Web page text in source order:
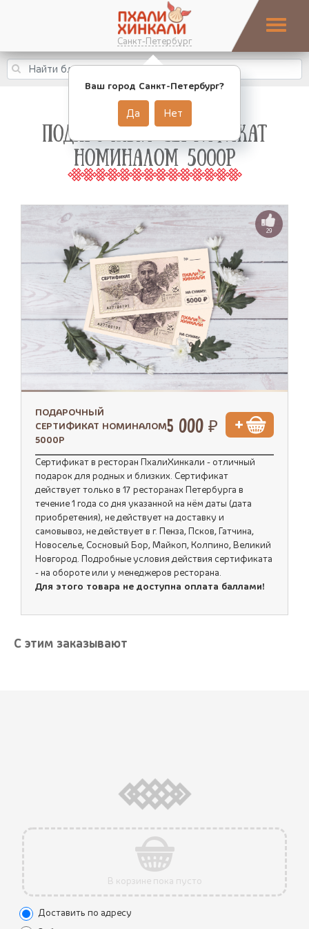
Санкт-Петербург
Ваш город Санкт-Петербург?
Да Нет
ПОДАРОЧНЫЙ СЕРТИФИКАТ
НОМИНАЛОМ 5000Р
29
ПОДАРОЧНЫЙ
СЕРТИФИКАТ НОМИНАЛОМ
5000Р
5 000 ₽
Сертификат в ресторан ПхалиХинкали - отличный
подарок для родных и близких. Сертификат
действует только в 17 ресторанах Петербурга в
течение 1 года со дня указанной на нём даты (дата
приобретения), не действует на доставку и
самовывоз, не действует в г. Пенза, Псков, Гатчина,
Новоселье, Сосновый Бор, Майкоп, Колпино, Великий
Новгород. Подробные условия действия сертификата
- на обороте или у менеджеров ресторана.
Для этого товара не доступна оплата баллами!
С этим заказывают
В корзине пока пусто
Доставить по адресу